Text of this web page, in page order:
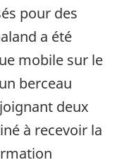
pour des
a été
mobile sur le
berceau
deux
à recevoir la